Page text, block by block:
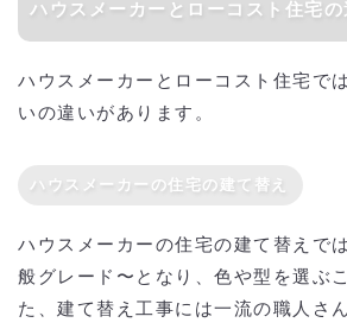
ハウスメーカーとローコスト住宅
ハウスメーカーとローコスト住宅で
いの違いがあります。
ハウスメーカーの住宅の建て替え
ハウスメーカーの住宅の建て替えで
般グレード〜となり、色や型を選ぶ
た、建て替え工事には一流の職人さ